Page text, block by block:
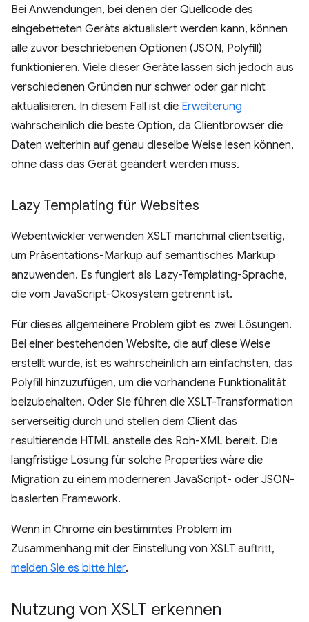
Bei Anwendungen, bei denen der Quellcode des
eingebetteten Geräts aktualisiert werden kann, können
alle zuvor beschriebenen Optionen (JSON, Polyfill)
funktionieren. Viele dieser Geräte lassen sich jedoch aus
verschiedenen Gründen nur schwer oder gar nicht
aktualisieren. In diesem Fall ist die Erweiterung
wahrscheinlich die beste Option, da Clientbrowser die
Daten weiterhin auf genau dieselbe Weise lesen können,
ohne dass das Gerät geändert werden muss.
Lazy Templating für Websites
Webentwickler verwenden XSLT manchmal clientseitig,
um Präsentations-Markup auf semantisches Markup
anzuwenden. Es fungiert als Lazy-Templating-Sprache,
die vom JavaScript-Ökosystem getrennt ist.
Für dieses allgemeinere Problem gibt es zwei Lösungen.
Bei einer bestehenden Website, die auf diese Weise
erstellt wurde, ist es wahrscheinlich am einfachsten, das
Polyfill hinzuzufügen, um die vorhandene Funktionalität
beizubehalten. Oder Sie führen die XSLT-Transformation
serverseitig durch und stellen dem Client das
resultierende HTML anstelle des Roh-XML bereit. Die
langfristige Lösung für solche Properties wäre die
Migration zu einem moderneren JavaScript- oder JSON-
basierten Framework.
Wenn in Chrome ein bestimmtes Problem im
Zusammenhang mit der Einstellung von XSLT auftritt,
melden Sie es bitte hier.
Nutzung von XSLT erkennen